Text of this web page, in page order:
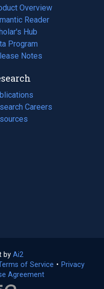
Overview
Reader
Hub
Program
Notes
Careers
by Ai2
in
a
of Service (opens
• Privacy
Agreement